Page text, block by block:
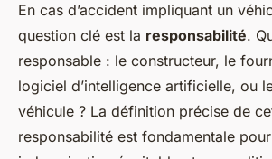
En cas d’accident impliquant un
question clé est la responsabilité.
responsable : le constructeur, le
logiciel d’intelligence artificielle, ou
véhicule ? La définition précise de
responsabilité est fondamentale